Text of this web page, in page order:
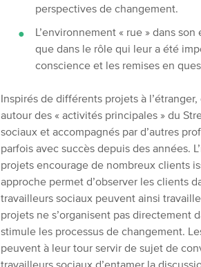
perspectives de changement.
L’environnement « rue » dans
que dans le rôle qui leur a été
conscience et les remises en
Inspirés de différents projets à
autour des « activités principales » du
sociaux et accompagnés par d’autres
parfois avec succès depuis des années.
projets encourage de nombreux clients
approche permet d’observer les clients
travailleurs sociaux peuvent ainsi
projets ne s’organisent pas directement
stimule les processus de changement.
peuvent à leur tour servir de sujet de
travailleurs sociaux d’entamer la